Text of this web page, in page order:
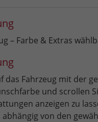
– Farbe & Extras
das Fahrzeug mit der
und scrollen
anzeigen zu
abhängig von den